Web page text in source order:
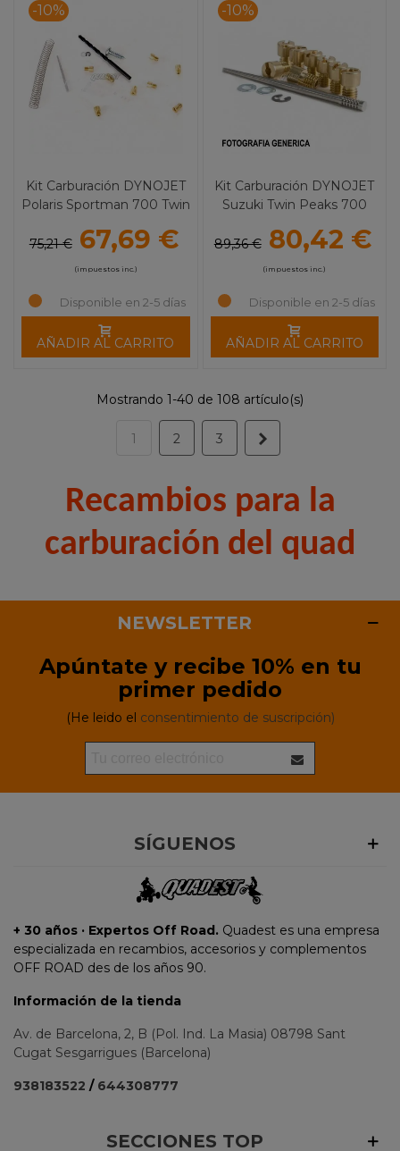
-10%
Kit Carburación DYNOJET
Polaris Sportman 700 Twin
75,21 € 67,69 €
(impuestos inc.)
Disponible en 2-5 días
AÑADIR AL CARRITO
-10%
Kit Carburación DYNOJET
Suzuki Twin Peaks 700
89,36 € 80,42 €
(impuestos inc.)
Disponible en 2-5 días
AÑADIR AL CARRITO
Mostrando 1-40 de 108 artículo(s)
1 2 3
Recambios para la
carburación del quad
NEWSLETTER
Apúntate y recibe 10% en tu
primer pedido
(He leido el consentimiento de suscripción)
SÍGUENOS
+ 30 años · Expertos Off Road. Quadest es una empresa
especializada en recambios, accesorios y complementos
OFF ROAD des de los años 90.
Información de la tienda
Av. de Barcelona, 2, B (Pol. Ind. La Masia) 08798 Sant
Cugat Sesgarrigues (Barcelona)
938183522 / 644308777
SECCIONES TOP